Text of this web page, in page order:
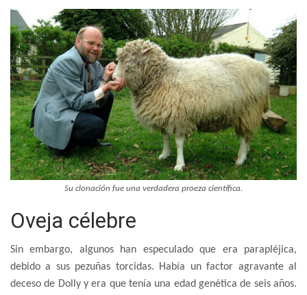
Su clonación fue una verdadera proeza científica.
Oveja célebre
Sin embargo, algunos han especulado que era parapléjica,
debido a sus pezuñas torcidas. Había un factor agravante al
deceso de Dolly y era que tenía una edad genética de seis años.